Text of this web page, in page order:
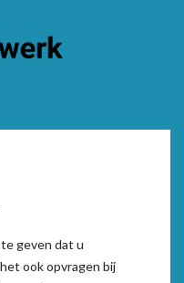
geven dat u
ook opvragen bij